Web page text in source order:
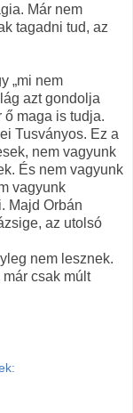
Már nem
tagadni tud, az
„mi nem
azt gondolja
ő maga is tudja.
Tusványos. Ez a
nem vagyunk
És nem vagyunk
vagyunk
Majd Orbán
az utolsó
nem lesznek.
csak múlt